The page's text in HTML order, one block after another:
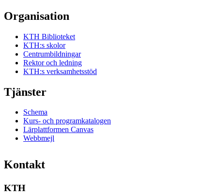
Organisation
KTH Biblioteket
KTH:s skolor
Centrumbildningar
Rektor och ledning
KTH:s verksamhetsstöd
Tjänster
Schema
Kurs- och programkatalogen
Lärplattformen Canvas
Webbmejl
Kontakt
KTH